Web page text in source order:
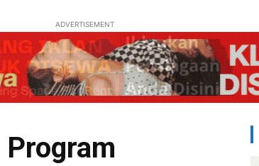
ADVERTISEMENT